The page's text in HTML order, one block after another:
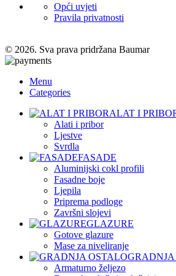
Opći uvjeti
Pravila privatnosti
© 2026. Sva prava pridržana Baumar
Menu
Categories
ALAT I
Alati i pribor
Ljestve
Svrdla
FASADE
Aluminijski cokl profili
Fasadne boje
Ljepila
Priprema podloge
Završni slojevi
GLAZURE
Gotove glazure
Mase za niveliranje
Armaturno željezo